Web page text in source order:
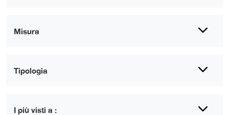
Misura
Tipologia
I più visti a :